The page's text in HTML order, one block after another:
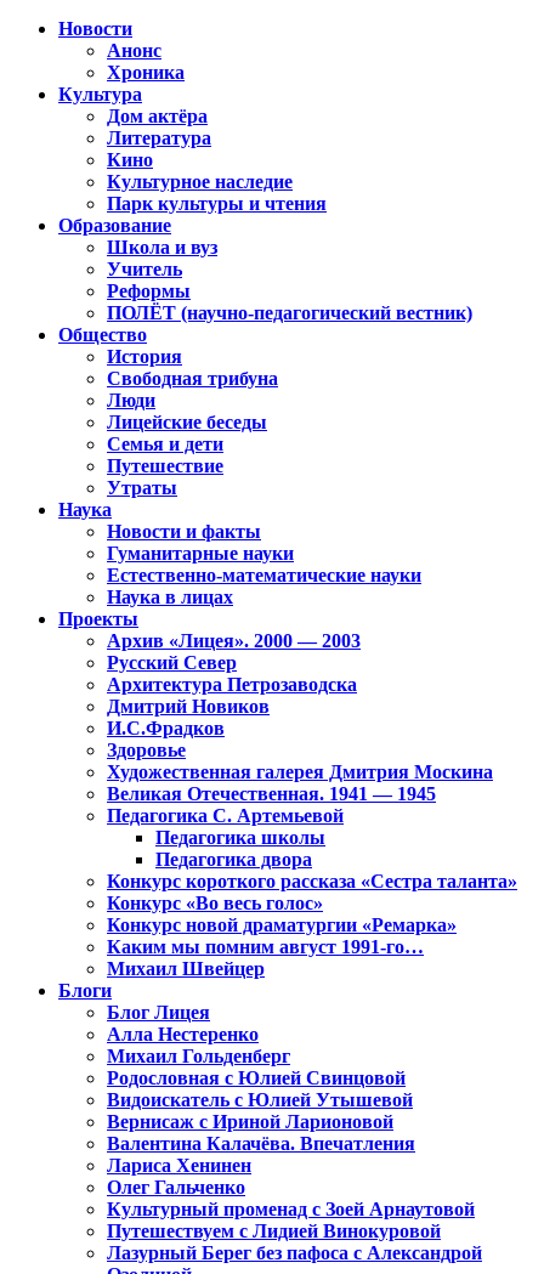
Новости
Анонс
Хроника
Культура
Дом актёра
Литература
Кино
Культурное наследие
Парк культуры и чтения
Образование
Школа и вуз
Учитель
Реформы
ПОЛЁТ (научно-педагогический вестник)
Общество
История
Свободная трибуна
Люди
Лицейские беседы
Семья и дети
Путешествие
Утраты
Наука
Новости и факты
Гуманитарные науки
Естественно-математические науки
Наука в лицах
Проекты
Архив «Лицея». 2000 — 2003
Русский Север
Архитектура Петрозаводска
Дмитрий Новиков
И.С.Фрадков
Здоровье
Художественная галерея Дмитрия Москина
Великая Отечественная. 1941 — 1945
Педагогика С. Артемьевой
Педагогика школы
Педагогика двора
Конкурс короткого рассказа «Сестра таланта»
Конкурс «Во весь голос»
Конкурс новой драматургии «Ремарка»
Каким мы помним август 1991-го…
Михаил Швейцер
Блоги
Блог Лицея
Алла Нестеренко
Михаил Гольденберг
Родословная с Юлией Свинцовой
Видоискатель с Юлией Утышевой
Вернисаж с Ириной Ларионовой
Валентина Калачёва. Впечатления
Лариса Хенинен
Олег Гальченко
Культурный променад с Зоей Арнаутовой
Путешествуем с Лидией Винокуровой
Лазурный Берег без пафоса с Александрой